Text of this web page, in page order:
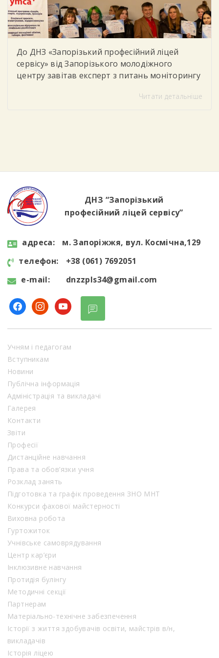
До ДНЗ «Запорізький професійний ліцей
сервісу» від Запорізького молодіжного
центру завітав експерт з питань моніторингу
студентів тренінг «Цифрова грамотність»
інформацію в інтернеті, розпізнавати фейки
Читати детальніше
ДНЗ “Запорізький
професійний ліцей сервісу”
aдресa:
м. Запоріжжя, вул. Космічна,129
телефон:
+38 (061) 7692051
e-mail:
dnzzpls34@gmail.com
facebookinstagram
youtube
Учням і педагогам
Вступникам
Новини
Публічна інформація
Адміністрація та викладачі
Галерея
Контакти
Звіти
Професії
Дистанційне навчання
Права та обов’язки учня
Розклад занять
Підготовка та графік проведення ЗНО МНТ
Конкурси фахової майстерності
Виховна робота
Гуртожиток
Учнівське самоврядування
Центр кар’єри
Інклюзивне навчання
Протидія булінгу
Методичні секції
Партнерам
Матеріально-технічне забезпечення
Історії з життя здобувачів освіти, майстрів в/н,
викладачів
Історія ліцею